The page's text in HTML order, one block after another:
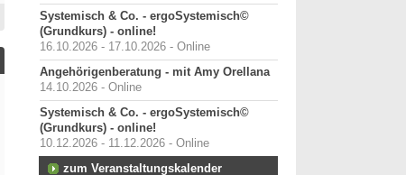
Systemisch & Co. - ergoSystemisch©
(Grundkurs) - online!
16.10.2026 - 17.10.2026 - Online
Angehörigenberatung - mit Amy Orellana
14.10.2026 - Online
Systemisch & Co. - ergoSystemisch©
(Grundkurs) - online!
10.12.2026 - 11.12.2026 - Online
zum Veranstaltungskalender